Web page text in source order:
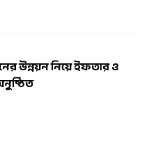
উন্নয়ন নিয়ে ইফতার ও